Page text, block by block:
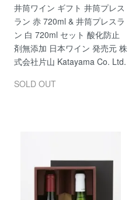
井筒ワイン ギフト 井筒プレス
ラン 赤 720ml & 井筒プレスラ
ン 白 720ml セット 酸化防止
剤無添加 日本ワイン 発売元 株
式会社片山 Katayama Co. Ltd.
SOLD OUT